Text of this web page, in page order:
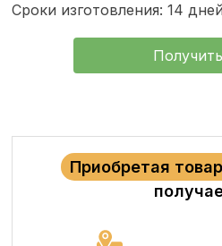
Сроки изготовления: 14
Приобретая